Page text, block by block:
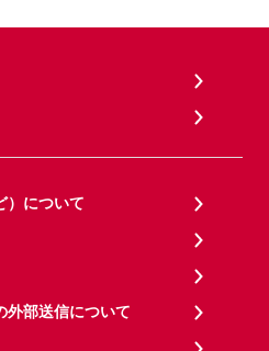
）について
外部送信について